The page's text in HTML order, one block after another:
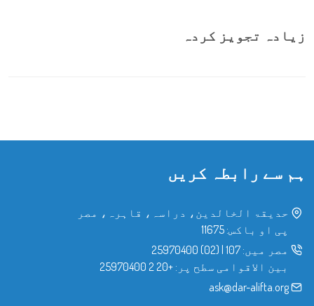
زیادہ تجویز کردہ
ہم سے رابطہ کریں
حدیقۃ الخالدین، دراسہ، قاہرہ، مصر
پی او باکس: 11675
مصر میں: 107
|
(02) 25970400
بین الاقوامی سطح پر: +20 2 25970400
ask@dar-alifta.org